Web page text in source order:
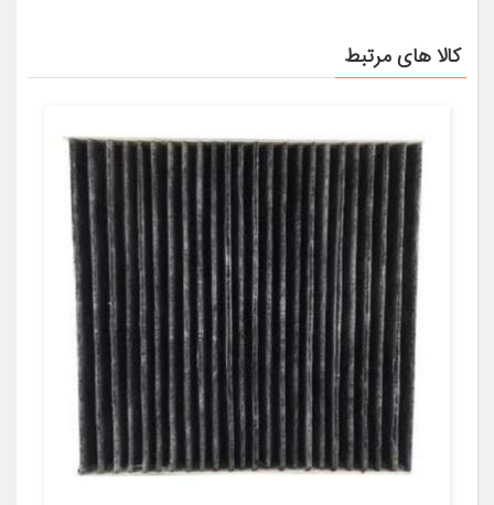
کالا های مرتبط